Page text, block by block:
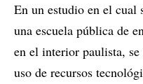
En un estudio en el cual
una escuela pública de
en el interior paulista,
uso de recursos